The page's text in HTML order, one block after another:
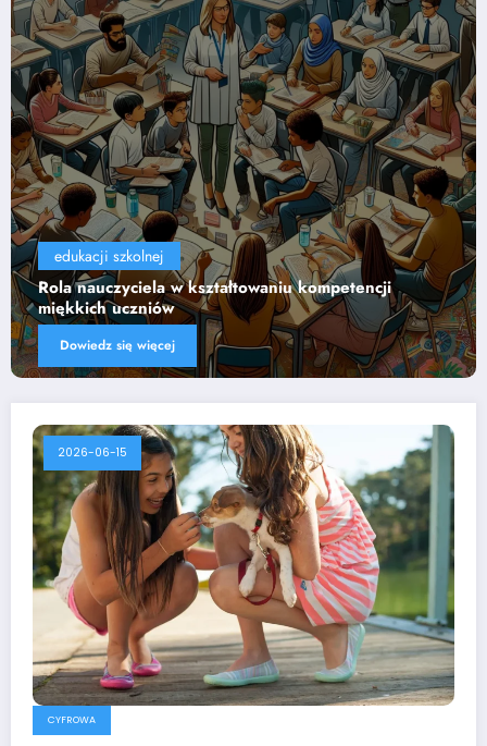
edukacji szkolnej
Wpływ technologii na efektywność nauczania
Dowiedz się więcej
2026-06-15
CYFROWA